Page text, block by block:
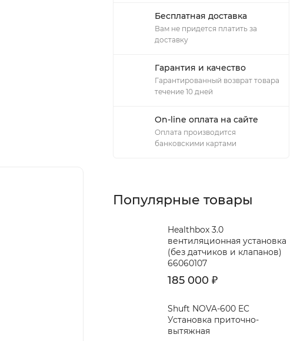
Бесплатная доставка
Вам не придется платить за
доставку
Гарантия и качество
Гарантированный возврат товара
течение 10 дней
On-line оплата на сайте
Оплата производится
банковскими картами
Популярные товары
Healthbox 3.0
вентиляционная установка
(без датчиков и клапанов)
66060107
185 000 ₽
Shuft NOVA-600 EC
Установка приточно-
вытяжная